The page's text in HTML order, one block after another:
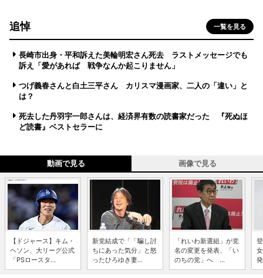
追悼 一覧を見る
長崎市出身・平和訴えた美輪明宏さん死去 ラストメッセージでも
訴え「愛があれば 戦争なんか起こりません」
つげ義春さんと白土三平さん カリスマ漫画家、二人の「違い」と
は？
死去した丹羽宇一郎さんは、経済界有数の読書家だった 『死ぬほ
ど読書』ベストセラーに
動画で見る 画像で見る
【ドジャース】キム・
ヘソン、大リーグ公式
「PSロースタ...
新党結成で「「騙し討
ちにあった気分」と怒
ったひろゆき妻...
「れいわ新選組」が党
名の変更を発表、「い
のちの党」へ ...